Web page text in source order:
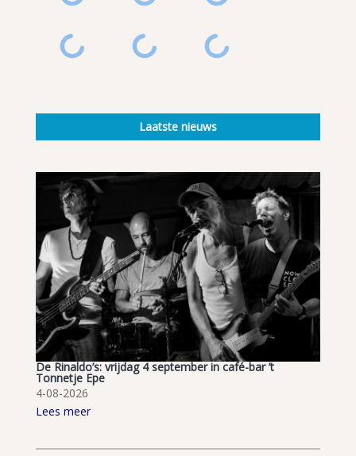
Laatste nieuws
De Rinaldo’s: vrijdag 4 september in café-bar ’t
Tonnetje Epe
4-08-2026
Lees meer